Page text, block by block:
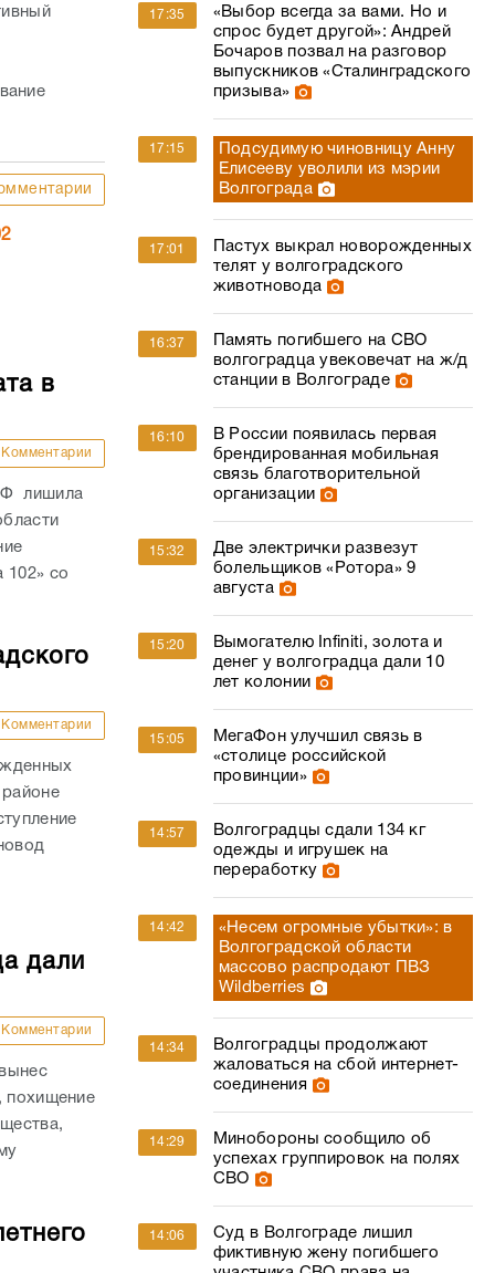
в
Комментарии
лишила
102» со
Комментарии
дали
Комментарии
похищение
17:35
«Выбор всегда за вами. Но и
спрос будет другой»: Андрей
Бочаров позвал на разговор
выпускников «Сталинградского
призыва»
17:15
Подсудимую чиновницу Анну
Елисееву уволили из мэрии
Волгограда
17:01
Пастух выкрал новорожденных
телят у волгоградского
животновода
16:37
Память погибшего на СВО
волгоградца увековечат на ж/д
станции в Волгограде
16:10
В России появилась первая
брендированная мобильная
связь благотворительной
организации
15:32
Две электрички развезут
болельщиков «Ротора» 9
августа
15:20
Вымогателю Infiniti, золота и
денег у волгоградца дали 10
лет колонии
15:05
МегаФон улучшил связь в
«столице российской
провинции»
14:57
Волгоградцы сдали 134 кг
одежды и игрушек на
переработку
14:42
«Несем огромные убытки»: в
Волгоградской области
массово распродают ПВЗ
Wildberries
14:34
Волгоградцы продолжают
жаловаться на сбой интернет-
соединения
14:29
Минобороны сообщило об
успехах группировок на полях
СВО
14:06
Суд в Волгограде лишил
фиктивную жену погибшего